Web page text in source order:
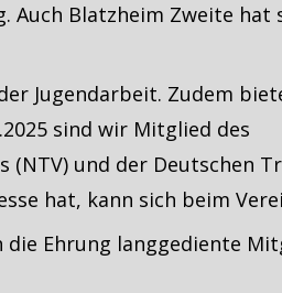
Auch Blatzheim Zweite hat
Jugendarbeit. Zudem
sind wir Mitglied des
und der Deutschen
hat, kann sich beim
die Ehrung langgediente